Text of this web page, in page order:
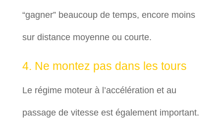
“gagner” beaucoup de temps, encore moins
sur distance moyenne ou courte.
4. Ne montez pas dans les tours
Le régime moteur à l’accélération et au
passage de vitesse est également important.